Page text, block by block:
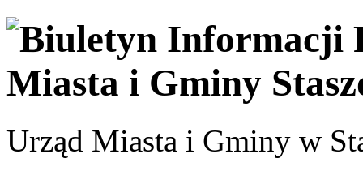
Urząd Miasta i Gminy w